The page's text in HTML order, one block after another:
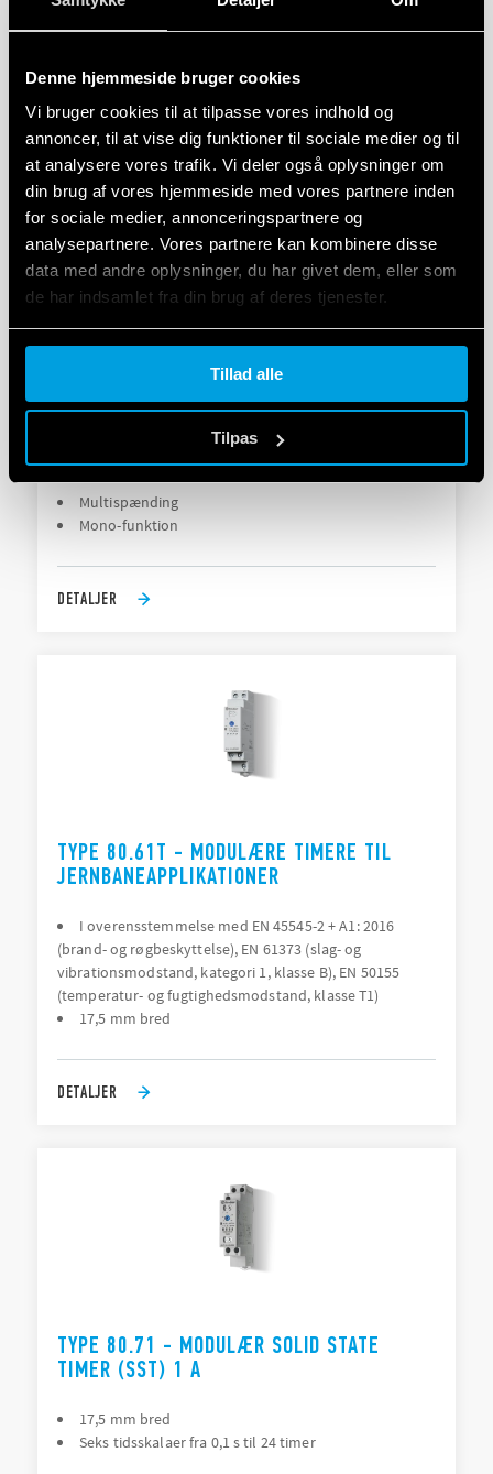
Denne hjemmeside bruger cookies
Vi bruger cookies til at tilpasse vores indhold og
annoncer, til at vise dig funktioner til sociale medier og til
at analysere vores trafik. Vi deler også oplysninger om
din brug af vores hjemmeside med vores partnere inden
for sociale medier, annonceringspartnere og
analysepartnere. Vores partnere kan kombinere disse
data med andre oplysninger, du har givet dem, eller som
de har indsamlet fra din brug af deres tjenester.
Cookie policy.
Tillad alle
Tilpas
17,5 mm bred
6 tidsskalaer fra 0,1 s til 24 timer
DETALJER
TYPE 80.61 - MODULÆR TIMER
Multispænding
Mono-funktion
DETALJER
TYPE 80.61T - MODULÆRE TIMERE TIL
JERNBANEAPPLIKATIONER
I overensstemmelse med EN 45545-2 + A1: 2016
(brand- og røgbeskyttelse), EN 61373 (slag- og
vibrationsmodstand, kategori 1, klasse B), EN 50155
(temperatur- og fugtighedsmodstand, klasse T1)
17,5 mm bred
DETALJER
TYPE 80.71 - MODULÆR SOLID STATE
TIMER (SST) 1 A
17,5 mm bred
Seks tidsskalaer fra 0,1 s til 24 timer